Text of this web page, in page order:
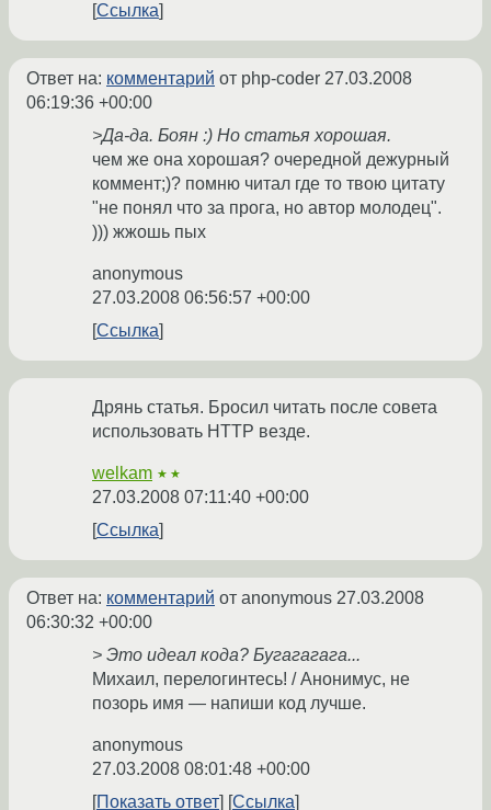
Ссылка
Ответ на: комментарий от php-coder 27.03.2008
06:19:36 +00:00
>Да-да. Боян :) Но статья хорошая.
чем же она хорошая? очередной дежурный
коммент;)? помню читал где то твою цитату
"не понял что за прога, но автор молодец".
))) жжошь пых
anonymous
27.03.2008 06:56:57 +00:00
Ссылка
Дрянь статья. Бросил читать после совета
использовать HTTP везде.
welkam ★★
27.03.2008 07:11:40 +00:00
Ссылка
Ответ на: комментарий от anonymous 27.03.2008
06:30:32 +00:00
> Это идеал кода? Бугагагага...
Михаил, перелогинтесь! / Анонимус, не
позорь имя — напиши код лучше.
anonymous
27.03.2008 08:01:48 +00:00
Показать ответ
Ссылка